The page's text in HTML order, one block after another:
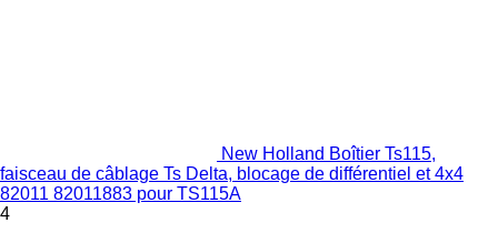
New Holland Boîtier Ts115,
faisceau de câblage Ts Delta, blocage de différentiel et 4x4
82011 82011883 pour TS115A
4